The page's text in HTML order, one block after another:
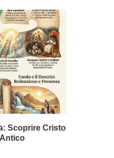
Scoprire Cristo